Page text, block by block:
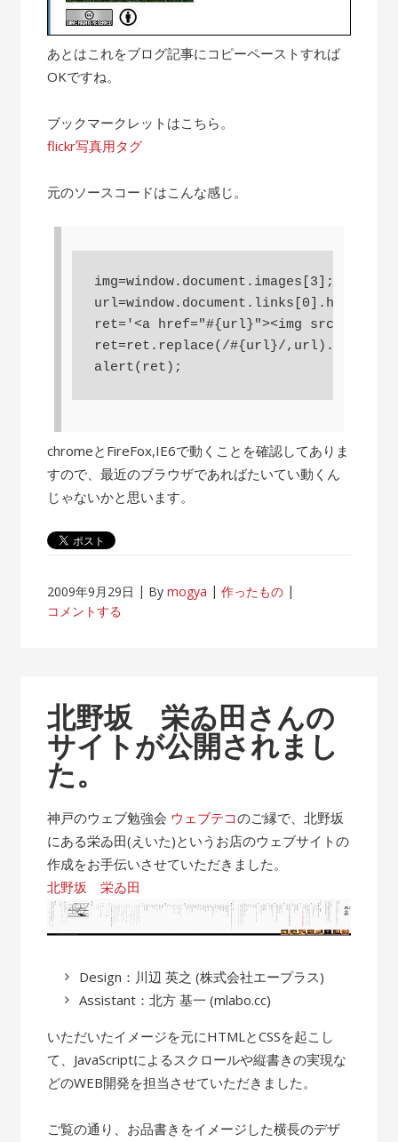
あとはこれをブログ記事にコピーペーストすれば
OKですね。
ブックマークレットはこちら。
flickr写真用タグ
元のソースコードはこんな感じ。
img=window.document.images[3];
url=window.document.links[0].href;
ret='<a href="#{url}"><img
ret=ret.replace(/#{url}/
chromeとFireFox,IE6で動くことを確認してありま
すので、最近のブラウザであればたいてい動くん
じゃないかと思います。
2009年9月29日 Bymogya
作ったもの
コメントする
北野坂 栄ゐ田さんの
サイトが公開されまし
た。
神戸のウェブ勉強会 ウェブテコのご縁で、北野坂
にある栄ゐ田(えいた)というお店のウェブサイトの
作成をお手伝いさせていただきました。
北野坂 栄ゐ田
Design：川辺 英之 (株式会社エープラス)
Assistant：北方 基一 (mlabo.cc)
いただいたイメージを元にHTMLとCSSを起こし
て、JavaScriptによるスクロールや縦書きの実現な
どのWEB開発を担当させていただきました。
ご覧の通り、お品書きをイメージした横長のデザ